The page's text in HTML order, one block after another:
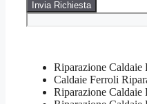
Riparazione Caldaie
Caldaie Ferroli
Riparazione Caldaie